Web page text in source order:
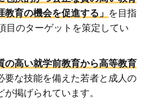
教育の機会を促進する」 を目指
目のターゲットを策定してい
の高い就学前教育から高等教育
要な技能を備えた若者と成人の
掲げられています。